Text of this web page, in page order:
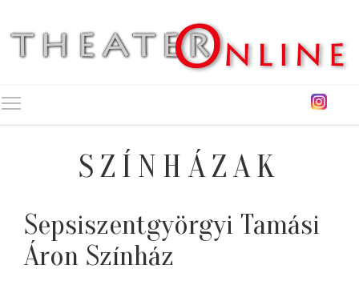
SZÍNHÁZAK
Sepsiszentgyörgyi Tamási
Áron Színház